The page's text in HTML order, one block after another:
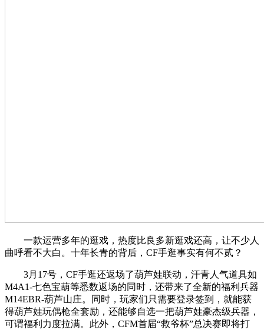
一款运营多年的逛戏，热度比良多新逛戏还高，让不少人
曲呼看不大白。十年长青的背后，CF手逛事实有何不贰？
3月17号，CF手逛还返场了葫芦娃联动，汗青人气道具如
M4A1-七色宝葫等悉数返场的同时，还带来了全新的福利兵器
M14EBR-葫芦山庄。同时，玩家们只需要登录签到，就能获
得葫芦娃玩偶枪全套励，还能够自选一把葫芦娃豪杰级兵器，
可谓福利力度拉满。此外，CFM首届“救爷杯”总决赛即将打